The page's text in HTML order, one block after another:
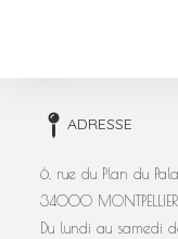
ADRESSE
6, rue du Plan du
34000 MONTPELLIER
Du lundi au samedi